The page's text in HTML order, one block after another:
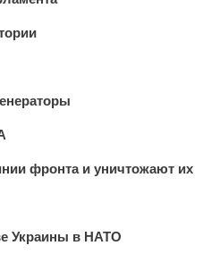
фронта и уничтожают их
Украины в НАТО